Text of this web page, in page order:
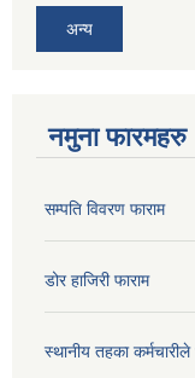
अन्य
नमुना फारमहरु
सम्पति विवरण फाराम
डोर हाजिरी फाराम
स्थानीय तहका कर्मचारीले